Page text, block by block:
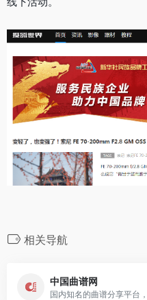
相关导航
中国曲谱网
国内知名的曲谱分享平台